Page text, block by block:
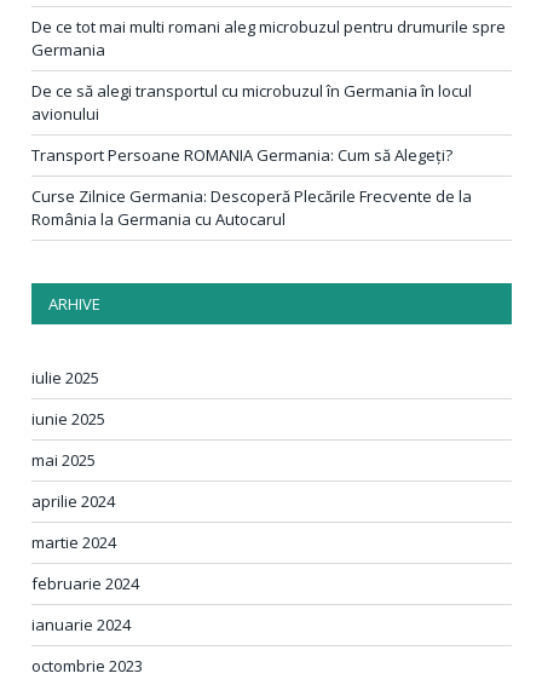
De ce tot mai multi romani aleg microbuzul pentru drumurile spre
Germania
De ce să alegi transportul cu microbuzul în Germania în locul
avionului
Transport Persoane ROMANIA Germania: Cum să Alegeți?
Curse Zilnice Germania: Descoperă Plecările Frecvente de la
România la Germania cu Autocarul
ARHIVE
iulie 2025
iunie 2025
mai 2025
aprilie 2024
martie 2024
februarie 2024
ianuarie 2024
octombrie 2023